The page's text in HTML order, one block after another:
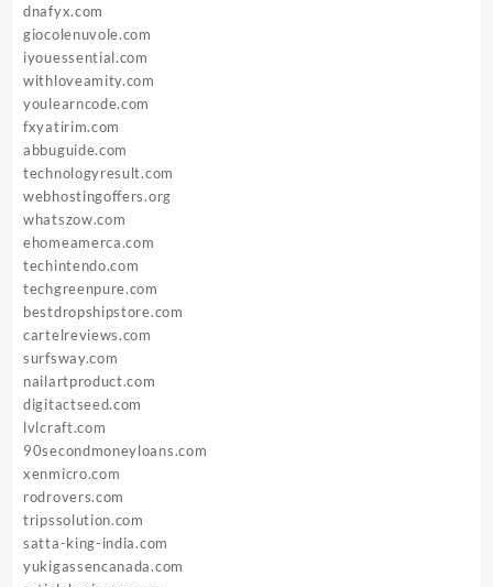
dnafyx.com
giocolenuvole.com
iyouessential.com
withloveamity.com
youlearncode.com
fxyatirim.com
abbuguide.com
technologyresult.com
webhostingoffers.org
whatszow.com
ehomeamerca.com
techintendo.com
techgreenpure.com
bestdropshipstore.com
cartelreviews.com
surfsway.com
nailartproduct.com
digitactseed.com
lvlcraft.com
90secondmoneyloans.com
xenmicro.com
rodrovers.com
tripssolution.com
satta-king-india.com
yukigassencanada.com